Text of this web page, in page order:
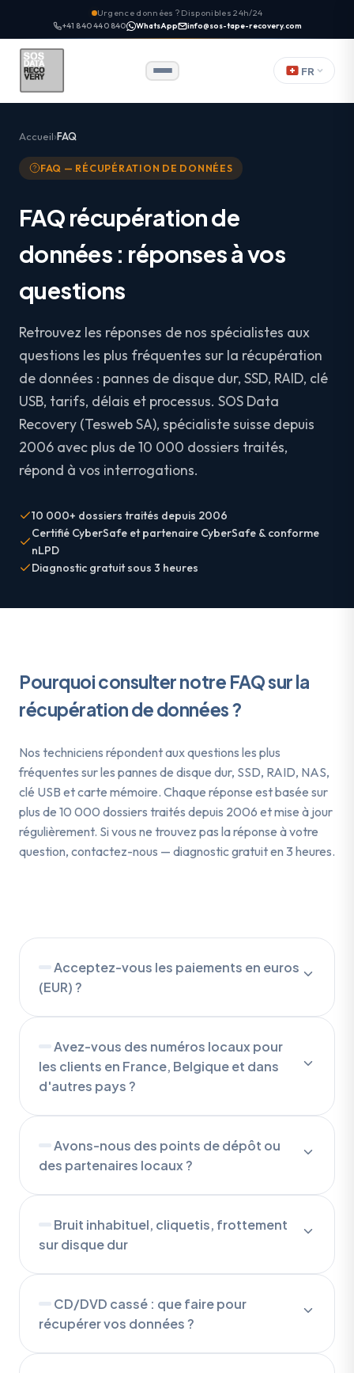
Urgence données ? Disponibles 24h/24
+41 840 440 840 WhatsApp info@sos-tape-recovery.com
FR
Accueil FAQ
FAQ — RÉCUPÉRATION DE DONNÉES
FAQ récupération de
données : réponses à vos
questions
Retrouvez les réponses de nos spécialistes aux
questions les plus fréquentes sur la récupération
de données : pannes de disque dur, SSD, RAID, clé
USB, tarifs, délais et processus. SOS Data
Recovery (Tesweb SA), spécialiste suisse depuis
2006 avec plus de 10 000 dossiers traités,
répond à vos interrogations.
10 000+ dossiers traités depuis 2006
Certifié CyberSafe et partenaire CyberSafe & conforme
nLPD
Diagnostic gratuit sous 3 heures
Pourquoi consulter notre FAQ sur la
récupération de données ?
Nos techniciens répondent aux questions les plus
fréquentes sur les pannes de disque dur, SSD, RAID, NAS,
clé USB et carte mémoire. Chaque réponse est basée sur
plus de 10 000 dossiers traités depuis 2006 et mise à jour
régulièrement. Si vous ne trouvez pas la réponse à votre
question, contactez-nous — diagnostic gratuit en 3 heures.
Acceptez-vous les paiements en euros
(EUR) ?
Avez-vous des numéros locaux pour
les clients en France, Belgique et dans
d'autres pays ?
Avons-nous des points de dépôt ou
des partenaires locaux ?
Bruit inhabituel, cliquetis, frottement
sur disque dur
CD/DVD cassé : que faire pour
récupérer vos données ?